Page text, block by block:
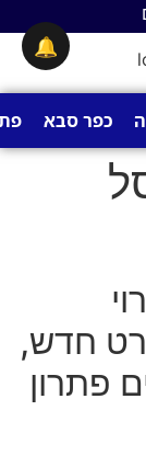
כפר סבא
חדש,
פתרון
🔔